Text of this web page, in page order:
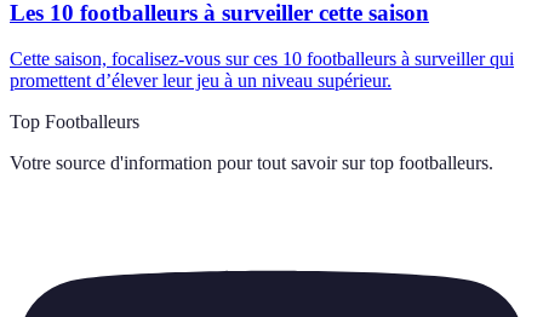
Les 10 footballeurs à surveiller cette saison
Cette saison, focalisez-vous sur ces 10 footballeurs à surveiller qui
promettent d’élever leur jeu à un niveau supérieur.
Top Footballeurs
Votre source d'information pour tout savoir sur top footballeurs.